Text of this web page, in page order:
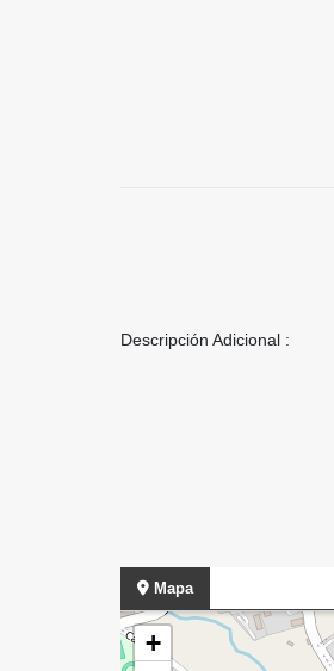
Descripción Adicional :
Mapa
+